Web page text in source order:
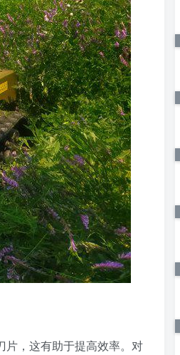
片，这有助于提高效率。对